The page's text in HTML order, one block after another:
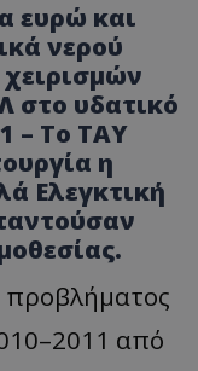
ευρώ και
νερού
στο υδατικό
– Το ΤΑΥ
η
Ελεγκτική
προβλήματος
από